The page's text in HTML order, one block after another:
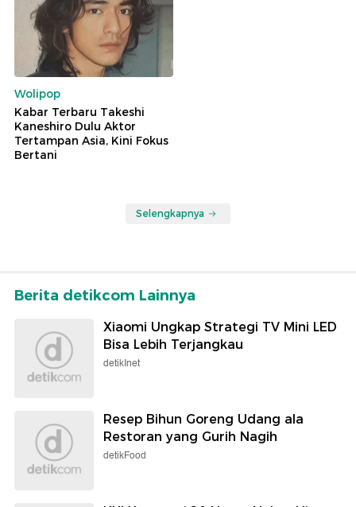
Wolipop
Kabar Terbaru Takeshi
Kaneshiro Dulu Aktor
Tertampan Asia, Kini Fokus
Bertani
Selengkapnya
Berita detikcom Lainnya
Xiaomi Ungkap Strategi TV Mini LED
Bisa Lebih Terjangkau
detikInet
Resep Bihun Goreng Udang ala
Restoran yang Gurih Nagih
detikFood